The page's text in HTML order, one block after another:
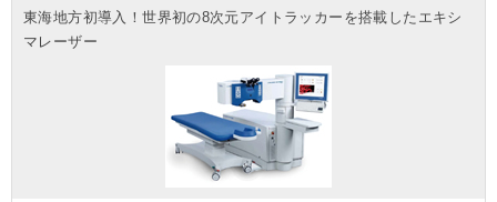
東海地方初導入！世界初の8次元アイトラッカーを搭載したエキシ
マレーザー